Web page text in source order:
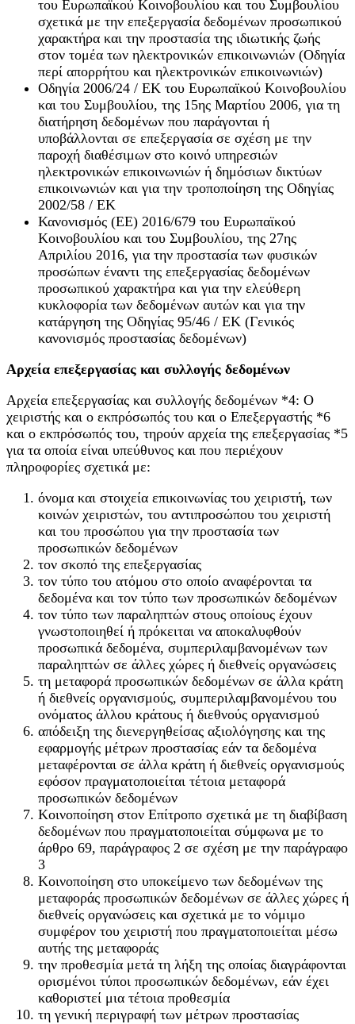
του Ευρωπαϊκού Κοινοβουλίου και του Συμβουλίου
σχετικά με την επεξεργασία δεδομένων προσωπικού
χαρακτήρα και την προστασία της ιδιωτικής ζωής
στον τομέα των ηλεκτρονικών επικοινωνιών (Οδηγία
περί απορρήτου και ηλεκτρονικών επικοινωνιών)
Οδηγία 2006/24 / ΕΚ του Ευρωπαϊκού Κοινοβουλίου
και του Συμβουλίου, της 15ης Μαρτίου 2006, για τη
διατήρηση δεδομένων που παράγονται ή
υποβάλλονται σε επεξεργασία σε σχέση με την
παροχή διαθέσιμων στο κοινό υπηρεσιών
ηλεκτρονικών επικοινωνιών ή δημόσιων δικτύων
επικοινωνιών και για την τροποποίηση της Οδηγίας
2002/58 / ΕΚ
Κανονισμός (ΕΕ) 2016/679 του Ευρωπαϊκού
Κοινοβουλίου και του Συμβουλίου, της 27ης
Απριλίου 2016, για την προστασία των φυσικών
προσώπων έναντι της επεξεργασίας δεδομένων
προσωπικού χαρακτήρα και για την ελεύθερη
κυκλοφορία των δεδομένων αυτών και για την
κατάργηση της Οδηγίας 95/46 / ΕΚ (Γενικός
κανονισμός προστασίας δεδομένων)
Αρχεία επεξεργασίας και συλλογής δεδομένων
Αρχεία επεξεργασίας και συλλογής δεδομένων *4: Ο
χειριστής και ο εκπρόσωπός του και ο Επεξεργαστής *6
και ο εκπρόσωπός του, τηρούν αρχεία της επεξεργασίας *5
για τα οποία είναι υπεύθυνος και που περιέχουν
πληροφορίες σχετικά με:
όνομα και στοιχεία επικοινωνίας του χειριστή, των
κοινών χειριστών, του αντιπροσώπου του χειριστή
και του προσώπου για την προστασία των
προσωπικών δεδομένων
τον σκοπό της επεξεργασίας
τον τύπο του ατόμου στο οποίο αναφέρονται τα
δεδομένα και τον τύπο των προσωπικών δεδομένων
τον τύπο των παραληπτών στους οποίους έχουν
γνωστοποιηθεί ή πρόκειται να αποκαλυφθούν
προσωπικά δεδομένα, συμπεριλαμβανομένων των
παραληπτών σε άλλες χώρες ή διεθνείς οργανώσεις
τη μεταφορά προσωπικών δεδομένων σε άλλα κράτη
ή διεθνείς οργανισμούς, συμπεριλαμβανομένου του
ονόματος άλλου κράτους ή διεθνούς οργανισμού
απόδειξη της διενεργηθείσας αξιολόγησης και της
εφαρμογής μέτρων προστασίας εάν τα δεδομένα
μεταφέρονται σε άλλα κράτη ή διεθνείς οργανισμούς
εφόσον πραγματοποιείται τέτοια μεταφορά
προσωπικών δεδομένων
Κοινοποίηση στον Επίτροπο σχετικά με τη διαβίβαση
δεδομένων που πραγματοποιείται σύμφωνα με το
άρθρο 69, παράγραφος 2 σε σχέση με την παράγραφο
3
Κοινοποίηση στο υποκείμενο των δεδομένων της
μεταφοράς προσωπικών δεδομένων σε άλλες χώρες ή
διεθνείς οργανώσεις και σχετικά με το νόμιμο
συμφέρον του χειριστή που πραγματοποιείται μέσω
αυτής της μεταφοράς
την προθεσμία μετά τη λήξη της οποίας διαγράφονται
ορισμένοι τύποι προσωπικών δεδομένων, εάν έχει
καθοριστεί μια τέτοια προθεσμία
τη γενική περιγραφή των μέτρων προστασίας